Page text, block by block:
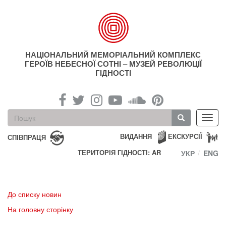
НАЦІОНАЛЬНИЙ МЕМОРІАЛЬНИЙ КОМПЛЕКС
ГЕРОЇВ НЕБЕСНОЇ СОТНІ – МУЗЕЙ РЕВОЛЮЦІЇ
ГІДНОСТІ
Пошукова
форма
Пошук
СПІВПРАЦЯ ЕКСКУРСІЇ
ВИДАННЯ
ТЕРИТОРІЯ ГІДНОСТІ: AR
УКР ENG
До списку новин
На головну сторінку